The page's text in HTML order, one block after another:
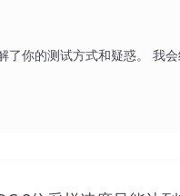
你的测试方式和疑惑。 我